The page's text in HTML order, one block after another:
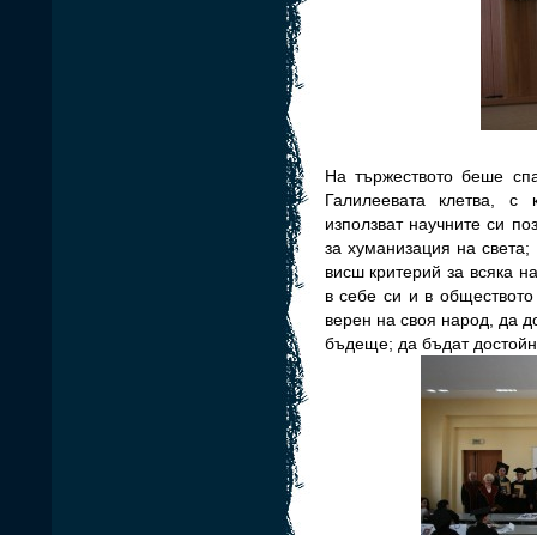
На тържеството беше
Галилеевата клетва, с
използват научните си
за хуманизация на света;
висш критерий за всяка
в себе си и в
верен на своя народ, да
бъдеще; да бъдат